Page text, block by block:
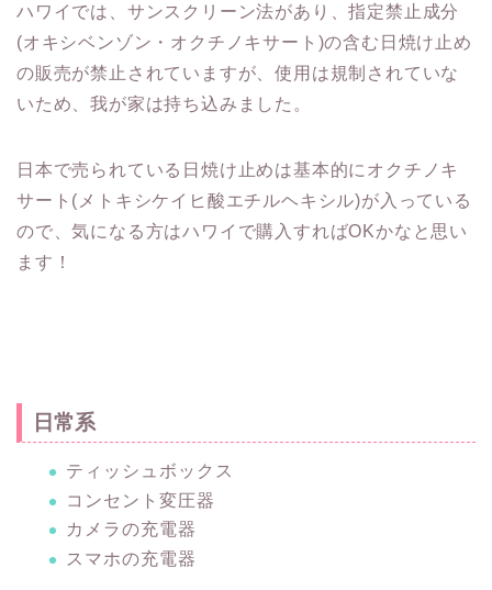
ハワイでは、サンスクリーン法があり、指定禁止成分
(オキシベンゾン・オクチノキサート)の含む日焼け止め
の販売が禁止されていますが、使用は規制されていな
いため、我が家は持ち込みました。
日本で売られている日焼け止めは基本的にオクチノキ
サート(メトキシケイヒ酸エチルヘキシル)が入っている
ので、気になる方はハワイで購入すればOKかなと思い
ます！
日常系
ティッシュボックス
コンセント変圧器
カメラの充電器
スマホの充電器